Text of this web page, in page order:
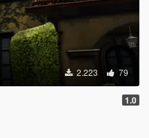
2.223 79
1.0